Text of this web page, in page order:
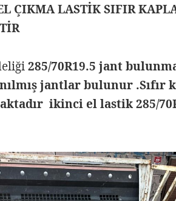
ÇIKMA LASTİK SIFIR
285/70R19.5 jant
jantlar bulunur .Sıfır
ikinci el lastik 285/